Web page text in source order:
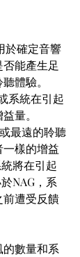
於確定音響
能產生足
體驗。
系統在引起
量。
最遠的聆聽
樣的增益
將在引起
NAG，系
遭受反饋
的數量和系